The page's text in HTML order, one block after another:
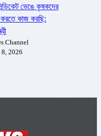
ভেঙে কৃষকদের
করতে কাজ করছি:
Channel
2026